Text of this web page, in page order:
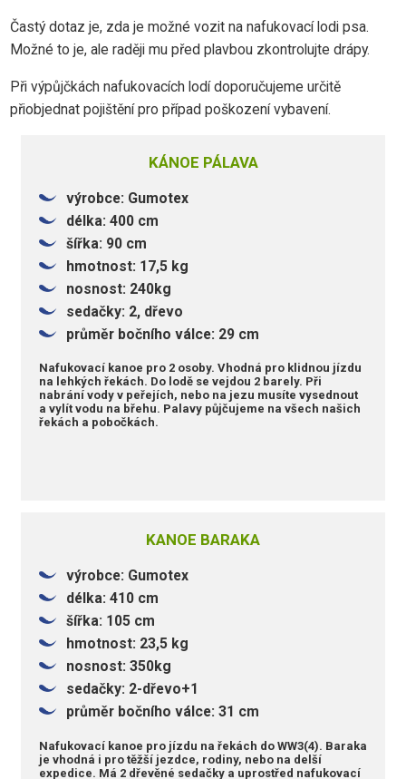
Častý dotaz je, zda je možné vozit na nafukovací lodi psa.
Možné to je, ale raději mu před plavbou zkontrolujte drápy.
Při výpůjčkách nafukovacích lodí doporučujeme určitě
přiobjednat pojištění pro případ poškození vybavení.
KÁNOE PÁLAVA
výrobce: Gumotex
délka: 400 cm
šířka: 90 cm
hmotnost: 17,5 kg
nosnost: 240kg
sedačky: 2, dřevo
průměr bočního válce: 29 cm
Nafukovací kanoe pro 2 osoby. Vhodná pro klidnou jízdu
na lehkých řekách. Do lodě se vejdou 2 barely. Při
nabrání vody v peřejích, nebo na jezu musíte vysednout
a vylít vodu na břehu. Palavy půjčujeme na všech našich
řekách a pobočkách.
KANOE BARAKA
výrobce: Gumotex
délka: 410 cm
šířka: 105 cm
hmotnost: 23,5 kg
nosnost: 350kg
sedačky: 2-dřevo+1
průměr bočního válce: 31 cm
Nafukovací kanoe pro jízdu na řekách do WW3(4). Baraka
je vhodná i pro těžší jezdce, rodiny, nebo na delší
expedice. Má 2 dřevěné sedačky a uprostřed nafukovací